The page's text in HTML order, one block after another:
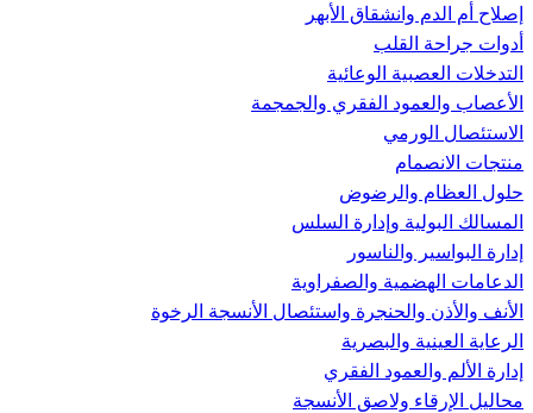
إصلاح أم الدم وانشقاق الأبهر
أدوات جراحة القلب
التدخلات العصبية الوعائية
الأعصاب والعمود الفقري والجمجمة
الاستئصال الورمي
منتجات الانصمام
حلول العظام والرضوض
المسالك البولية وإدارة السلس
إدارة البواسير والناسور
الدعامات الهضمية والصفراوية
الأنف والأذن والحنجرة واستئصال الأنسجة الرخوة
الرعاية العينية والبصرية
إدارة الألم والعمود الفقري
محاليل الإرقاء ولاصق الأنسجة